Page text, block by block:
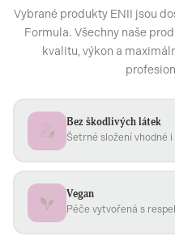
Vybrané produkty ENII jsou
Formula. Všechny naše
kvalitu, výkon a
Bez škodlivých látek
Šetrné složení vhodné
Vegan
Péče vytvořená s